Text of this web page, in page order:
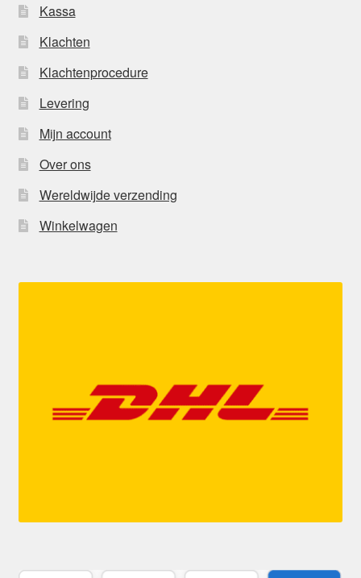
Kassa
Klachten
Klachtenprocedure
Levering
Mijn account
Over ons
Wereldwijde verzending
Winkelwagen